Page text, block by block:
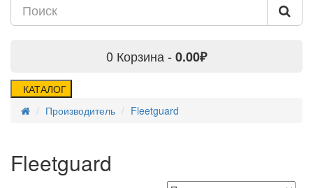
0 Корзина - 0.00₽
КАТАЛОГ
Производитель
Fleetguard
Fleetguard